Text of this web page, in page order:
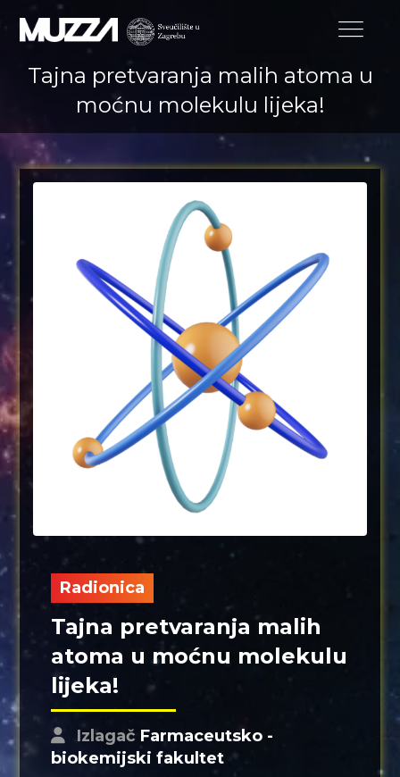
Tajna pretvaranja malih atoma u
moćnu molekulu lijeka!
Radionica
Tajna pretvaranja malih
atoma u moćnu molekulu
lijeka!
Izlagač Farmaceutsko -
biokemijski fakultet